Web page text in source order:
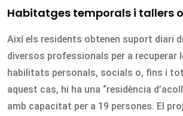
Habitatges temporals i tallers
Així els residents obtenen suport diari
diversos professionals per a recuperar
habilitats personals, socials o, fins i
aquest cas, hi ha una “residència
amb capacitat per a 19 persones. El